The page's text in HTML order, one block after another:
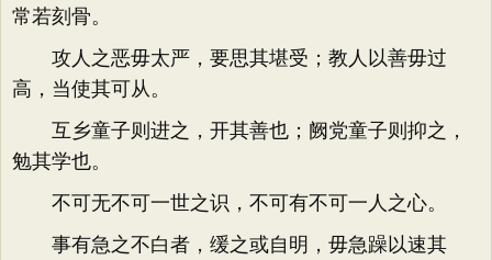
常若刻骨。
攻人之恶毋太严，要思其堪受；教人以善毋过
高，当使其可从。
互乡童子则进之，开其善也；阙党童子则抑之，
勉其学也。
不可无不可一世之识，不可有不可一人之心。
事有急之不白者，缓之或自明，毋急躁以速其